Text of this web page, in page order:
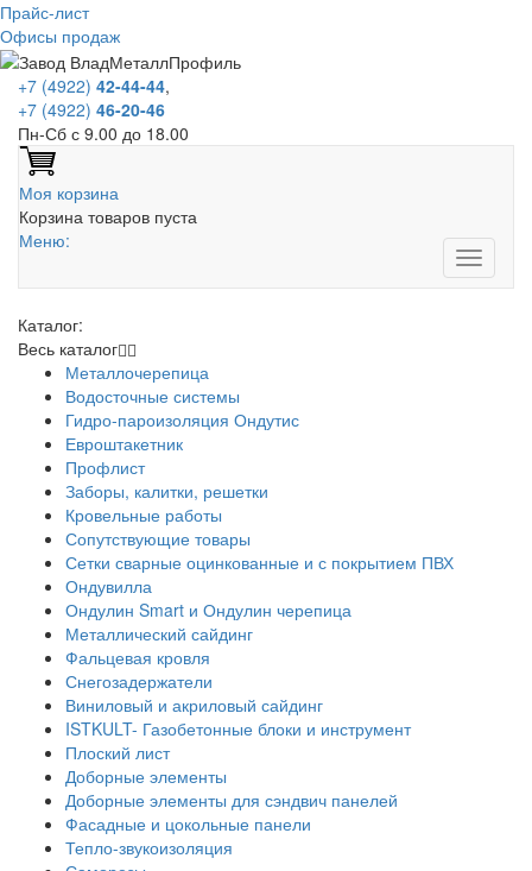
Прайс-лист
Офисы продаж
+7 (4922) 42-44-44,
+7 (4922) 46-20-46
Пн-Сб с 9.00 до 18.00
Моя корзина
Корзина товаров пуста
Меню:
Каталог:
Весь каталог
Металлочерепица
Водосточные системы
Гидро-пароизоляция Ондутис
Евроштакетник
Профлист
Заборы, калитки, решетки
Кровельные работы
Сопутствующие товары
Сетки сварные оцинкованные и с покрытием ПВХ
Ондувилла
Ондулин Smart и Ондулин черепица
Металлический сайдинг
Фальцевая кровля
Снегозадержатели
Виниловый и акриловый сайдинг
ISTKULT- Газобетонные блоки и инструмент
Плоский лист
Доборные элементы
Доборные элементы для сэндвич панелей
Фасадные и цокольные панели
Тепло-звукоизоляция